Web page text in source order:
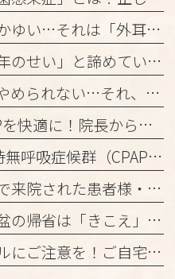
プールの後に耳が痛い、かゆい…それは「外耳炎」かもしれません。
耳鳴りは「治らない」「年のせい」と諦めていませんか？
【院長コラム】耳かきがやめられない…それ、「かゆみの悪循環」かもしれません！
【夏の寝苦しい夜もCPAPを快適に！院長からの3つのアドバイス】
【2026年6月改定】睡眠時無呼吸症候群（CPAP治療）の保険ルール変更と当院からのお知らせ
吃音（どもり）のご相談で来院された患者様・ご家族の皆様へ
ゴールデンウィークやお盆の帰省は「きこえ」のチェックのチャンス！難聴と認知機能の関係について
梅雨～夏の補聴器トラブルにご注意を！ご自宅でのケアと定期メンテナンスのお願い